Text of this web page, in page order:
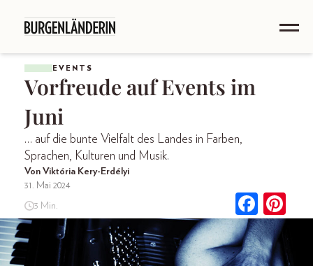
EVENTS
Vorfreude auf Events im
Juni
… auf die bunte Vielfalt des Landes in Farben,
Sprachen, Kulturen und Musik.
Von Viktória Kery-Erdélyi
31. Mai 2024
3 Min.